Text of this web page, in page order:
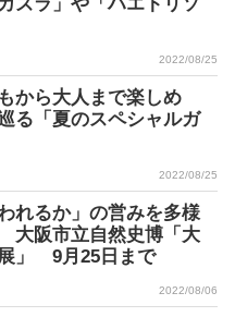
2022/08/25
から大人まで楽しめ
る「夏のスペシャルガ
2022/08/25
れるか」の営みを多様
大阪市立自然史博「大
」 9月25日まで
2022/08/06